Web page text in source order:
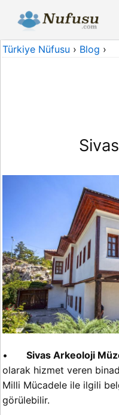
Türkiye Nüfusu › Blog ›
• Sivas Arkeoloji
olarak hizmet veren
Milli Mücadele ile ilgili
görülebilir.